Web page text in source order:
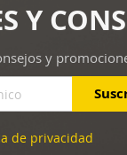
Y
y
de privacidad